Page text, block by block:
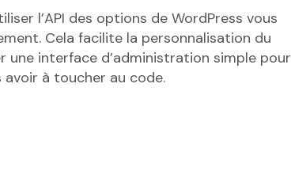
l’API des options de WordPress vous
Cela facilite la personnalisation du
une interface d’administration simple pour
à toucher au code.